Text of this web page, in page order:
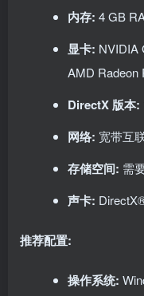
内存: 4 GB
显卡: NVIDIA
AMD Radeon
DirectX 版本:
网络: 宽带互
存储空间: 需
声卡:
推荐配置:
操作系统: